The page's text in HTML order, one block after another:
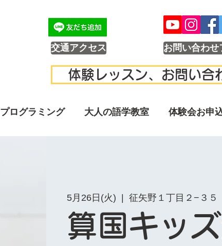
交通アクセス お問い合わせ
体験レッスン、お問い合
プログラミング 大人の語学教室 体験会お申
5月26日(火)
  |
征矢野１丁目２−３５
算国キッ